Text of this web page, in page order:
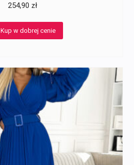
254,90 zł
Kup w dobrej cenie